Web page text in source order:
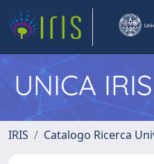
UNICA
IRIS Catalogo Ricerca